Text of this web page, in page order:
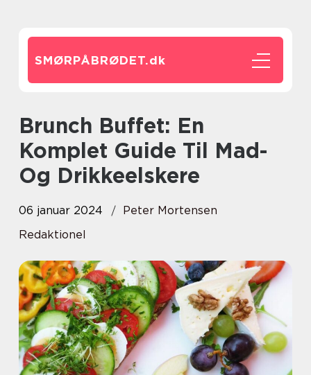
SMØRPÅBRØDET.dk
Brunch Buffet: En
Komplet Guide Til Mad-
Og Drikkeelskere
06 januar 2024
Peter Mortensen
Redaktionel